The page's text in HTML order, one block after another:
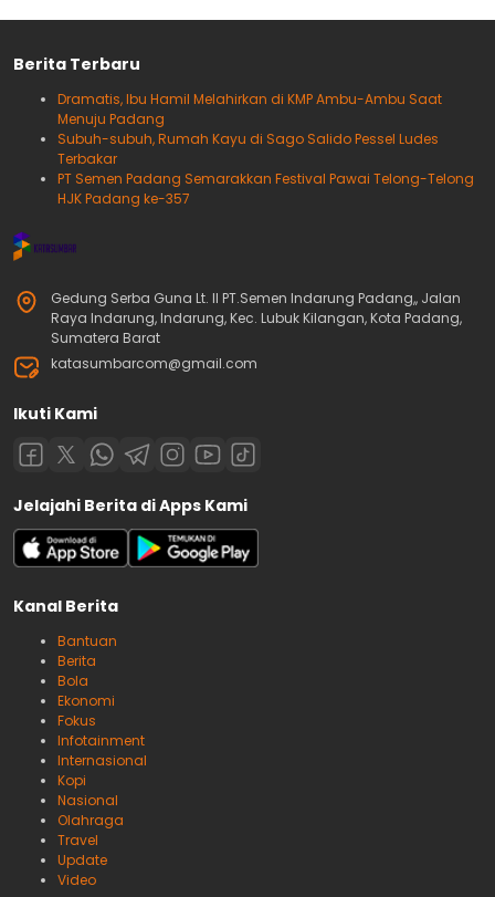
Berita Terbaru
Dramatis, Ibu Hamil Melahirkan di KMP Ambu-Ambu Saat
Menuju Padang
Subuh-subuh, Rumah Kayu di Sago Salido Pessel Ludes
Terbakar
PT Semen Padang Semarakkan Festival Pawai Telong-Telong
HJK Padang ke-357
Gedung Serba Guna Lt. II PT.Semen Indarung Padang,, Jalan
Raya Indarung, Indarung, Kec. Lubuk Kilangan, Kota Padang,
Sumatera Barat
katasumbarcom@gmail.com
Ikuti Kami
Jelajahi Berita di Apps Kami
Kanal Berita
Bantuan
Berita
Bola
Ekonomi
Fokus
Infotainment
Internasional
Kopi
Nasional
Olahraga
Travel
Update
Video